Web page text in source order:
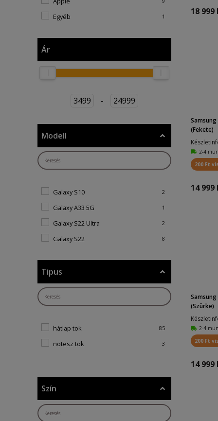
Egyéb 1
Ár
3499 - 24999
Modell
Galaxy S10 2
Galaxy A33 5G 1
Galaxy S22 Ultra 2
Galaxy S22 8
Galaxy A53 2
Galaxy S10+ 1
iPhone 13 (6.1)
iPhone 7/8/SE 2020/SE 2022 1
P30 Lite 1
iPhone 13 Pro Max (6.7) 1
iPhone XS Max
Tipus
hátlap tok 85
notesz tok 3
Szín
18 999
(Fekete)
2-4
200 Ft
14 999
(Szürke)
2-4
200 Ft
14 999